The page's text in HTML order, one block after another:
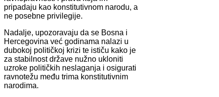
pripadaju kao konstitutivnom narodu, a
ne posebne privilegije.
Nadalje, upozoravaju da se Bosna i
Hercegovina već godinama nalazi u
dubokoj političkoj krizi te ističu kako je
za stabilnost države nužno ukloniti
uzroke političkih neslaganja i osigurati
ravnotežu među trima konstitutivnim
narodima.